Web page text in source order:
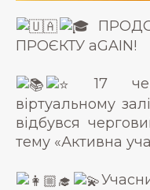
ПРОЄКТУ aGAIN!
17
віртуальному
відбувся
тему «Активна